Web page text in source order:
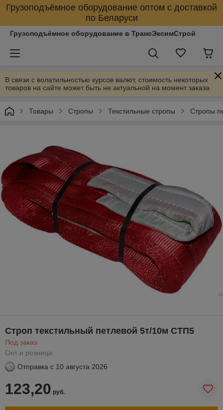
Грузоподъёмное оборудование оптом с доставкой
по Беларуси
Грузоподъёмное оборудование в ТрансЭксимСтрой
В связи с волатильностью курсов валют, стоимость некоторых
товаров на сайте может быть не актуальной на момент заказа
Товары Стропы Текстильные стропы Стропы
Строп текстильный петлевой 5т/10м СТП5
Под заказ
Опт и розница
Отправка с 10 августа 2026
123,20 руб.